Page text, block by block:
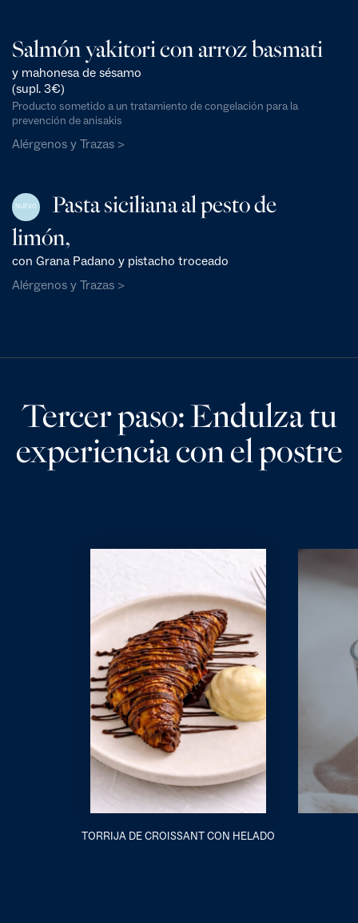
Salmón yakitori con arroz basmati
y mahonesa de sésamo
(supl. 3€)
Producto sometido a un tratamiento de congelación para la
prevención de anisakis
Alérgenos y Trazas >
NUEVO
Pasta siciliana al pesto de
limón,
con Grana Padano y pistacho troceado
Alérgenos y Trazas >
Tercer paso: Endulza tu
experiencia con el postre
TORRIJA DE CROISSANT CON HELADO